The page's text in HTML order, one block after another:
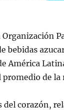
bebidas
América
promedio de la
del corazón,